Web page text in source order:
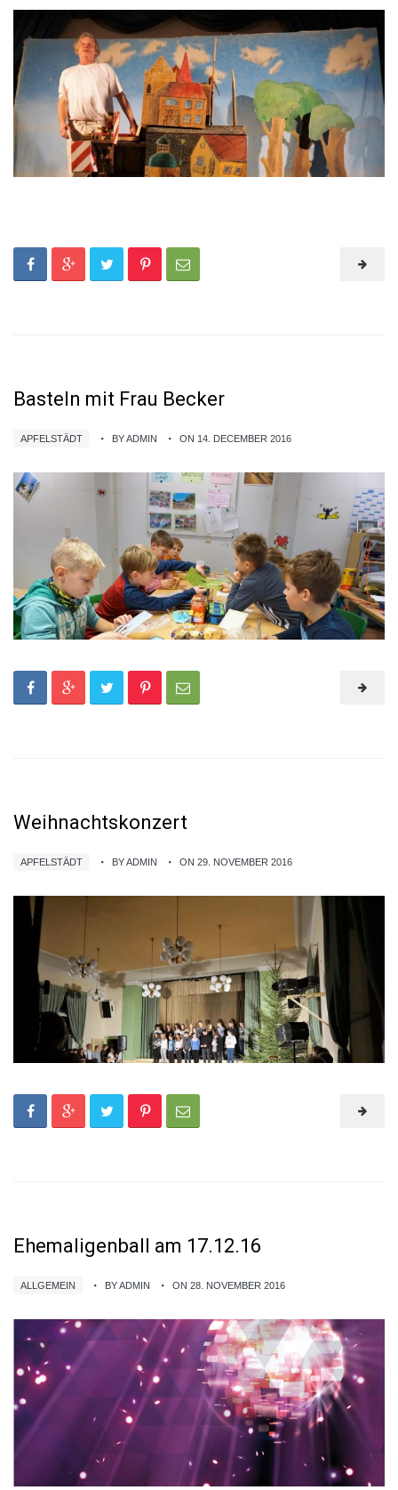
Basteln mit Frau Becker
APFELSTÄDT BY ADMIN ON 14. DECEMBER 2016
Weihnachtskonzert
APFELSTÄDT BY ADMIN ON 29. NOVEMBER 2016
Ehemaligenball am 17.12.16
ALLGEMEIN BY ADMIN ON 28. NOVEMBER 2016